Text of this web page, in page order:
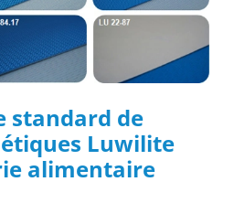
standard de
Luwilite
alimentaire